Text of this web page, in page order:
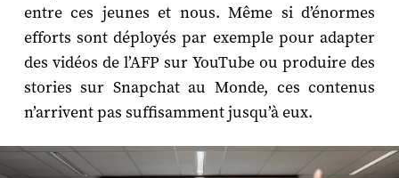
entre ces jeunes et nous. Même si d’énormes
efforts sont déployés par exemple pour adapter
des vidéos de l’AFP sur YouTube ou produire des
stories sur Snapchat au Monde, ces contenus
n’arrivent pas suffisamment jusqu’à eux.